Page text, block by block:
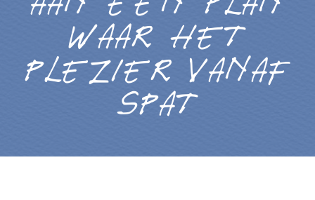
aan een plan
waar het
plezier vanaf
spat